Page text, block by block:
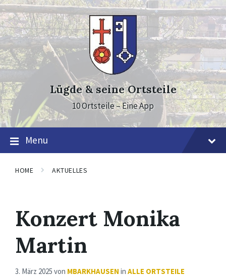
Skip
to
content
Skip
to
main
navigation
Skip
to
footer
Lügde & seine Ortsteile
10 Ortsteile – Eine App
Menu
HOME AKTUELLES
Konzert Monika
Martin
3. März 2025 von MBARKHAUSEN in ALLE ORTSTEILE